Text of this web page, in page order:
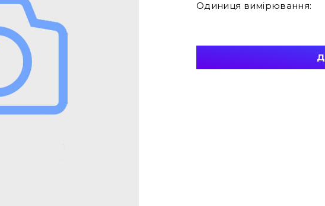
Одиниця вимірювання: